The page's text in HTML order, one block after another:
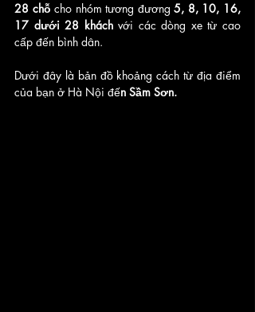
28 chỗ cho nhóm tương đương 5, 8, 10, 16,
17 dưới 28 khách với các dòng xe từ cao
cấp đến bình dân.
Dưới đây là bản đồ khoảng cách từ địa điểm
của bạn ở Hà Nội đến Sầm Sơn.